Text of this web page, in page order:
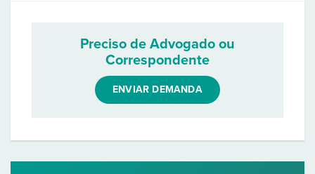
Preciso de Advogado ou
Correspondente
ENVIAR DEMANDA